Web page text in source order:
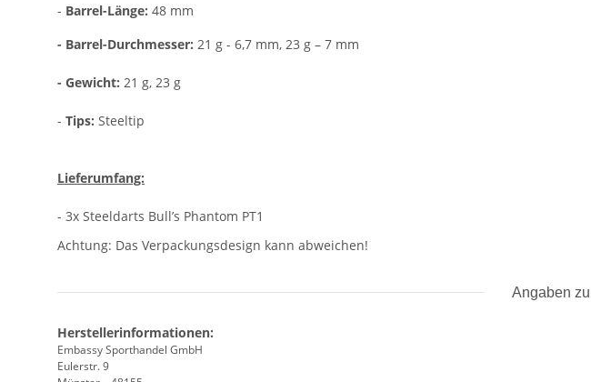
- Barrel-Länge: 48 mm
- Barrel-Durchmesser: 21 g - 6,7 mm, 23 g – 7 mm
- Gewicht: 21 g, 23 g
- Tips: Steeltip
Lieferumfang:
- 3x Steeldarts Bull’s Phantom PT1
Achtung: Das Verpackungsdesign kann abweichen!
Angaben
Herstellerinformationen:
Embassy Sporthandel GmbH
Eulerstr. 9